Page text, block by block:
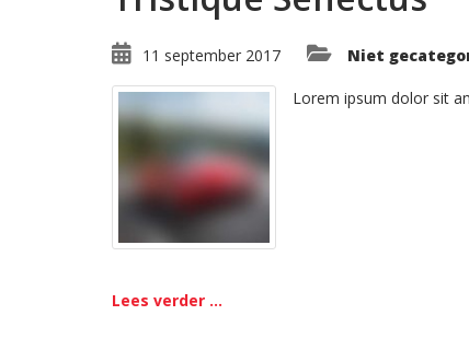
11 september 2017 Niet
Lorem ipsum dolor sit
Lees verder ...